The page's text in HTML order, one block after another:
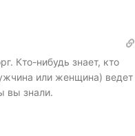
Кто-нибудь знает, кто
или женщина) ведет
вы знали.